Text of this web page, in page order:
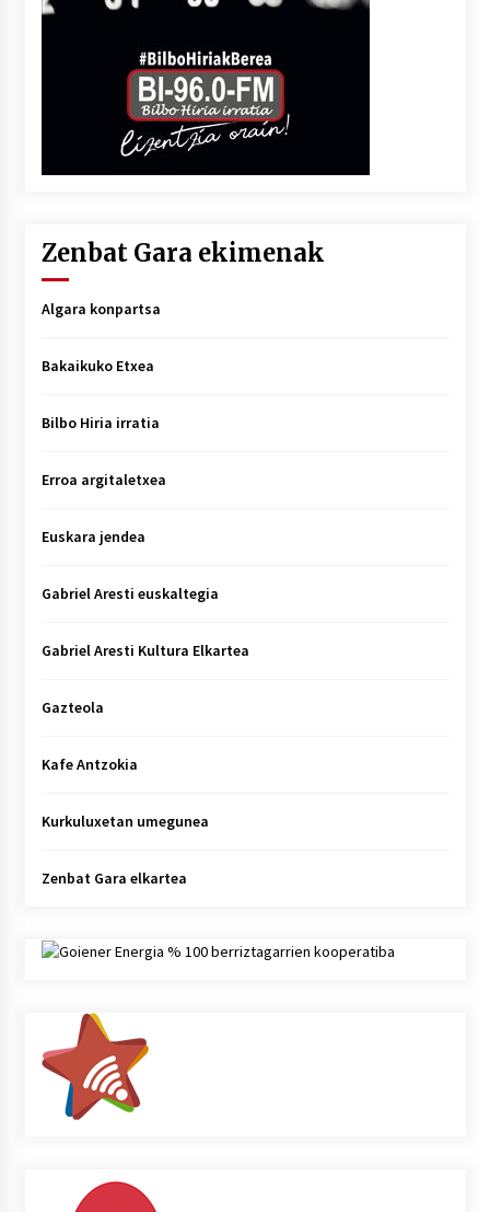
Zenbat Gara ekimenak
Algara konpartsa
Bakaikuko Etxea
Bilbo Hiria irratia
Erroa argitaletxea
Euskara jendea
Gabriel Aresti euskaltegia
Gabriel Aresti Kultura Elkartea
Gazteola
Kafe Antzokia
Kurkuluxetan umegunea
Zenbat Gara elkartea